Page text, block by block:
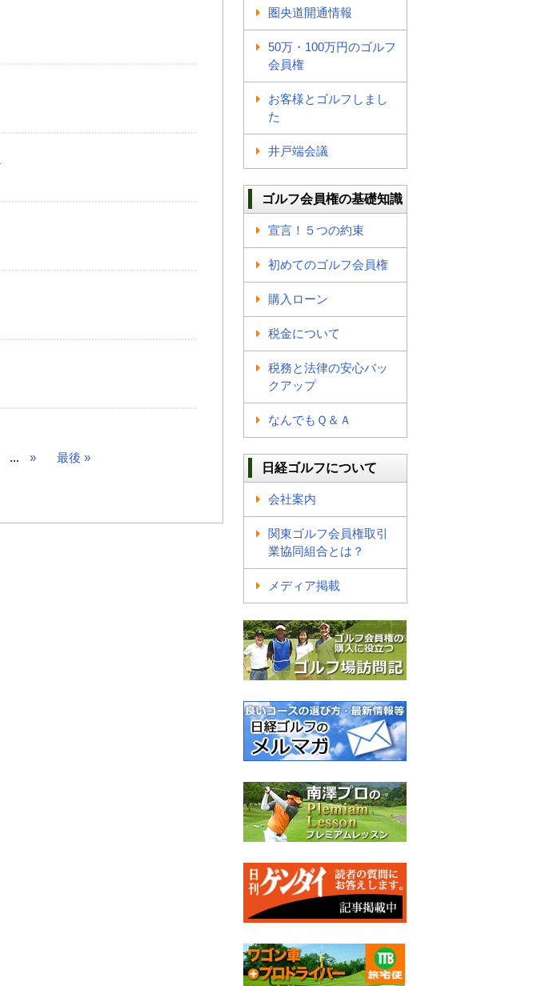
... » 最後 »
圏央道開通情報
50万・100万円のゴルフ
会員権
お客様とゴルフしまし
た
井戸端会議
ゴルフ会員権の基礎知識
宣言！５つの約束
初めてのゴルフ会員権
購入ローン
税金について
税務と法律の安心バッ
クアップ
なんでもＱ＆Ａ
日経ゴルフについて
会社案内
関東ゴルフ会員権取引
業協同組合とは？
メディア掲載